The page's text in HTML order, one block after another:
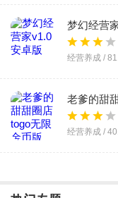
梦幻经营
经营养成 /
老爹的甜
版
经营养成 /
老爹炸鸡